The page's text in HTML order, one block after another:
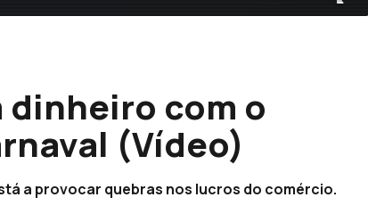
dinheiro com o
(Vídeo)
a provocar quebras nos lucros do comércio.